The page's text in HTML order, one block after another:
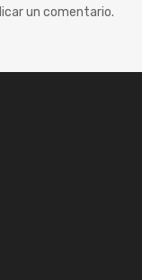
un comentario.